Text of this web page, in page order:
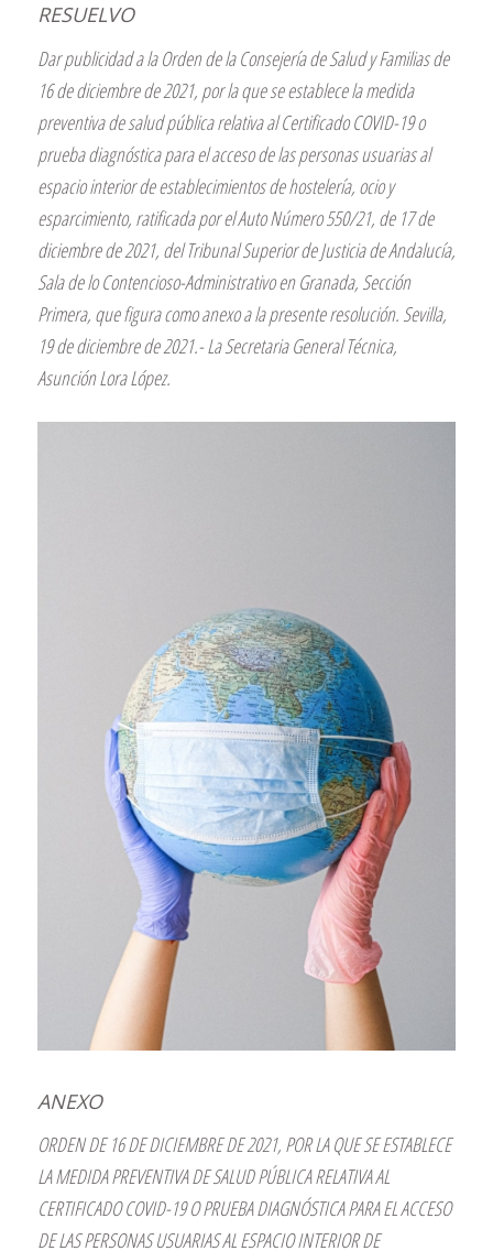
RESUELVO
Dar publicidad a la Orden de la Consejería de Salud y Familias de
16 de diciembre de 2021, por la que se establece la medida
preventiva de salud pública relativa al Certificado COVID-19 o
prueba diagnóstica para el acceso de las personas usuarias al
espacio interior de establecimientos de hostelería, ocio y
esparcimiento, ratificada por el Auto Número 550/21, de 17 de
diciembre de 2021, del Tribunal Superior de Justicia de Andalucía,
Sala de lo Contencioso-Administrativo en Granada, Sección
Primera, que figura como anexo a la presente resolución. Sevilla,
19 de diciembre de 2021.- La Secretaria General Técnica,
Asunción Lora López.
ANEXO
ORDEN DE 16 DE DICIEMBRE DE 2021, POR LA QUE SE ESTABLECE
LA MEDIDA PREVENTIVA DE SALUD PÚBLICA RELATIVA AL
CERTIFICADO COVID-19 O PRUEBA DIAGNÓSTICA PARA EL ACCESO
DE LAS PERSONAS USUARIAS AL ESPACIO INTERIOR DE